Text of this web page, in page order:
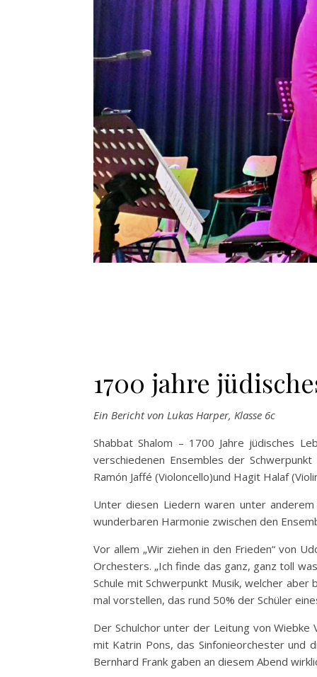
1700 jahre
Ein Bericht von Lukas Harper, Klasse 6c
Shabbat Shalom – 1700 Jahre jüdisches
verschiedenen Ensembles der
Ramón Jaffé (Violoncello)und Hagit Halaf
Unter diesen Liedern waren unter anderem
wunderbaren Harmonie zwischen den
Vor allem „Wir ziehen in den Frieden“ von
Orchesters. „Ich finde das ganz, ganz toll
Schule mit Schwerpunkt Musik, welcher
mal vorstellen, das rund 50% der Schüler
Der Schulchor unter der Leitung von
mit Katrin Pons, das Sinfonieorchester und
Bernhard Frank gaben an diesem Abend